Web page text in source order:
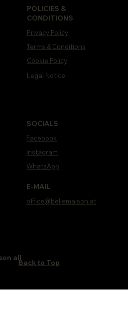
POLICIES &
CONDITIONS
Privacy Policy
Terms & Conditions
Legal Notice
Cookie Policy
SOCIALS
Facebook
Instagram
WhatsApp
office@bellemaison.at
E-MAIL
all
Back to Top